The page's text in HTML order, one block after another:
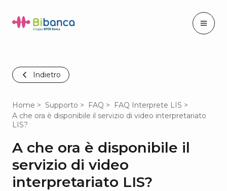
Indietro
Home Supporto FAQ
FAQ Interprete LIS
A che ora è disponibile il servizio di video interpretariato
LIS?
A che ora è disponibile il
servizio di video
interpretariato LIS?